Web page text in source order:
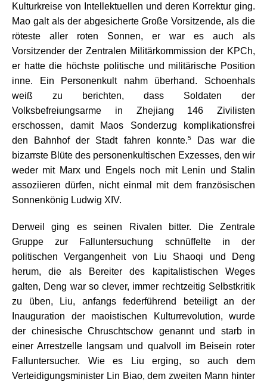
Kulturkreise von Intellektuellen und deren Korrektur ging.
Mao galt als der abgesicherte Große Vorsitzende, als die
röteste aller roten Sonnen, er war es auch als
Vorsitzender der Zentralen Militärkommission der KPCh,
er hatte die höchste politische und militärische Position
inne. Ein Personenkult nahm überhand. Schoenhals
weiß zu berichten, dass Soldaten der
Volksbefreiungsarme in Zhejiang 146 Zivilisten
erschossen, damit Maos Sonderzug komplikationsfrei
den Bahnhof der Stadt fahren konnte.5Das war die
bizarrste Blüte des personenkultischen Exzesses, den wir
weder mit Marx und Engels noch mit Lenin und Stalin
assoziieren dürfen, nicht einmal mit dem französischen
Sonnenkönig Ludwig XIV.
Derweil ging es seinen Rivalen bitter. Die Zentrale
Gruppe zur Falluntersuchung schnüffelte in der
politischen Vergangenheit von Liu Shaoqi und Deng
herum, die als Bereiter des kapitalistischen Weges
galten, Deng war so clever, immer rechtzeitig Selbstkritik
zu üben, Liu, anfangs federführend beteiligt an der
Inauguration der maoistischen Kulturrevolution, wurde
der chinesische Chruschtschow genannt und starb in
einer Arrestzelle langsam und qualvoll im Beisein roter
Falluntersucher. Wie es Liu erging, so auch dem
Verteidigungsminister Lin Biao, dem zweiten Mann hinter